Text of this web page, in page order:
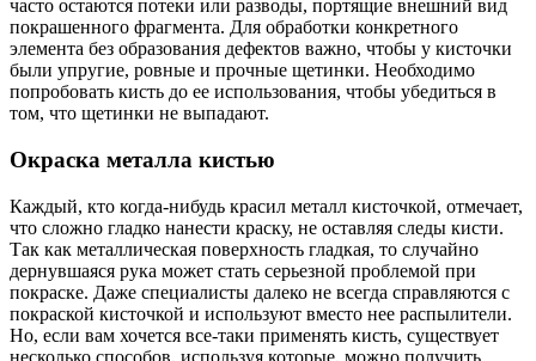
часто остаются потеки или разводы, портящие внешний вид
покрашенного фрагмента. Для обработки конкретного
элемента без образования дефектов важно, чтобы у кисточки
были упругие, ровные и прочные щетинки. Необходимо
попробовать кисть до ее использования, чтобы убедиться в
том, что щетинки не выпадают.
Окраска металла кистью
Каждый, кто когда-нибудь красил металл кисточкой, отмечает,
что сложно гладко нанести краску, не оставляя следы кисти.
Так как металлическая поверхность гладкая, то случайно
дернувшаяся рука может стать серьезной проблемой при
покраске. Даже специалисты далеко не всегда справляются с
покраской кисточкой и используют вместо нее распылители.
Но, если вам хочется все-таки применять кисть, существует
несколько способов, используя которые, можно получить